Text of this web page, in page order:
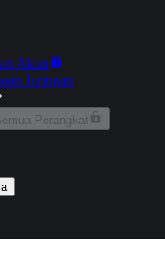
Akun
Jaringan
Perangkat